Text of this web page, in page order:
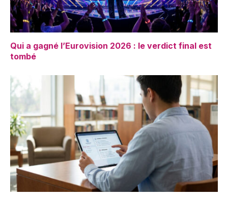
Qui a gagné l’Eurovision 2026 : le verdict final est
tombé